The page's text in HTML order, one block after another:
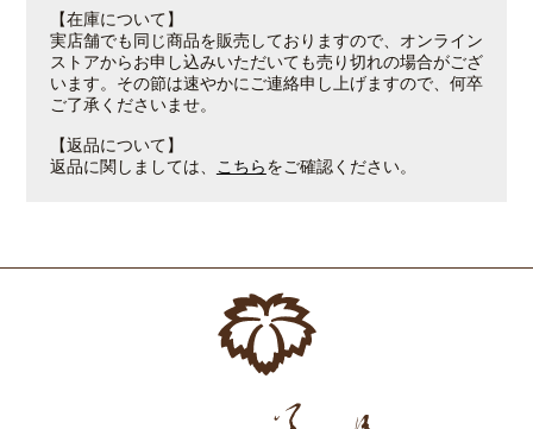
【在庫について】
実店舗でも同じ商品を販売しておりますので、オンライン
ストアからお申し込みいただいても売り切れの場合がござ
います。その節は速やかにご連絡申し上げますので、何卒
ご了承くださいませ。
【返品について】
返品に関しましては、
こちらをご確認ください。